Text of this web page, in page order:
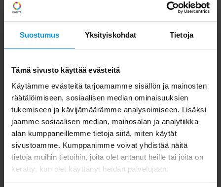
Suostumus Yksityiskohdat Tietoja
Tämä sivusto käyttää evästeitä
Käytämme evästeitä tarjoamamme sisällön ja mainosten
räätälöimiseen, sosiaalisen median ominaisuuksien
tukemiseen ja kävijämäärämme analysoimiseen. Lisäksi
jaamme sosiaalisen median, mainosalan ja analytiikka-
alan kumppaneillemme tietoja siitä, miten käytät
sivustoamme. Kumppanimme voivat yhdistää näitä
tietoja muihin tietoihin, joita olet antanut heille tai joita on
kerätty, kun olet käyttänyt heidän palvelujaan.
AntenniTV-vastaanotossa on tapahtunut
useita kehitysaskeleita. AntenniTV on niin
tekniseltä laadultaan vähintään muiden
suosikkikanavat katsottavaksi ilman erillistä
kuukausimaksua ja uudet vuorovaikutteiset
palvelut ovat olleet jo monta vuotta
käytössä.
AntenniTV-vastaanottoon yhdistetään vielä